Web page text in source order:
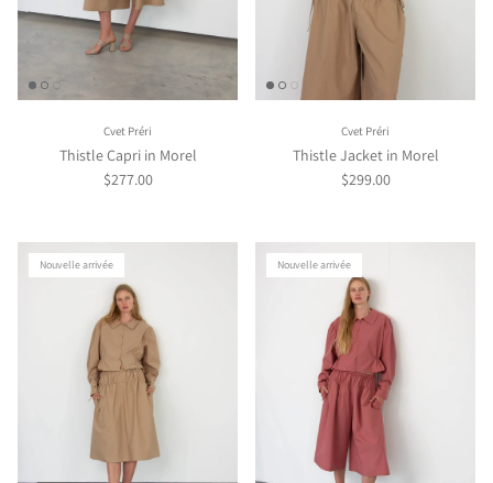
Cvet Préri
Thistle Capri in Morel
$277.00
Cvet Préri
Thistle Jacket in Morel
$299.00
Nouvelle arrivée Nouvelle arrivée